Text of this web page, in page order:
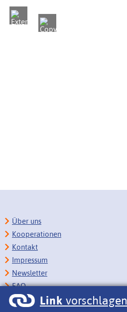
Link vorschlagen
Über uns
Kooperationen
Kontakt
Impressum
Newsletter
FAQ
Copyright